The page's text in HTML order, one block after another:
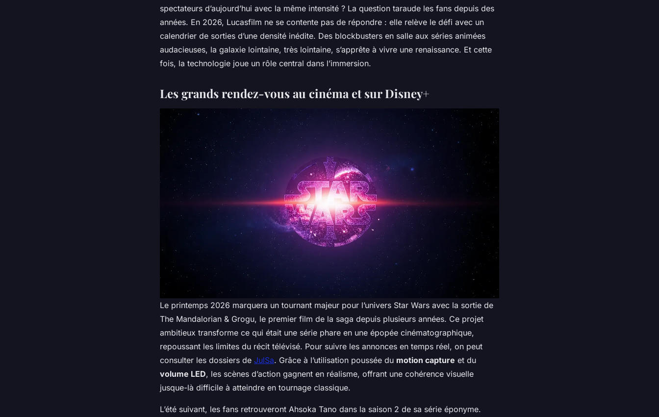
spectateurs d’aujourd’hui avec la même intensité ? La question taraude les fans depuis des
années. En 2026, Lucasfilm ne se contente pas de répondre : elle relève le défi avec un
calendrier de sorties d’une densité inédite. Des blockbusters en salle aux séries animées
audacieuses, la galaxie lointaine, très lointaine, s’apprête à vivre une renaissance. Et cette
fois, la technologie joue un rôle central dans l’immersion.
Les grands rendez-vous au cinéma et sur Disney+
Le printemps 2026 marquera un tournant majeur pour l’univers Star Wars avec la sortie de
The Mandalorian & Grogu, le premier film de la saga depuis plusieurs années. Ce projet
ambitieux transforme ce qui était une série phare en une épopée cinématographique,
repoussant les limites du récit télévisé. Pour suivre les annonces en temps réel, on peut
consulter les dossiers de JulSa. Grâce à l’utilisation poussée du motion capture et du
volume LED, les scènes d’action gagnent en réalisme, offrant une cohérence visuelle
jusque-là difficile à atteindre en tournage classique.
L’été suivant, les fans retrouveront Ahsoka Tano dans la saison 2 de sa série éponyme.